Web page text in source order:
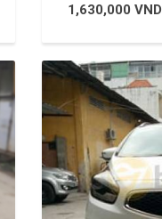
1,630,000 VND